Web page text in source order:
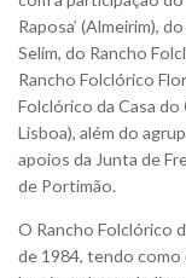
Raposa’ (Almeirim),
Selim, do Rancho
Rancho Folclórico
Folclórico da Casa do
Lisboa), além do
apoios da Junta de
de Portimão.
O Rancho Folclórico
de 1984, tendo